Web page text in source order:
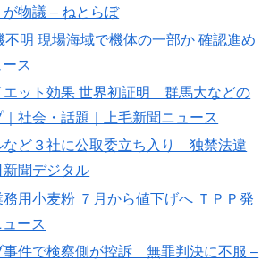
物議 – ねとらぼ
不明 現場海域で機体の一部か 確認進め
ス
エット効果 世界初証明 群馬大などの
社会・話題｜上毛新聞ニュース
など３社に公取委立ち入り 独禁法違
新聞デジタル
用小麦粉 ７月から値下げへ ＴＰＰ発
ース
事件で検察側が控訴 無罪判決に不服 –